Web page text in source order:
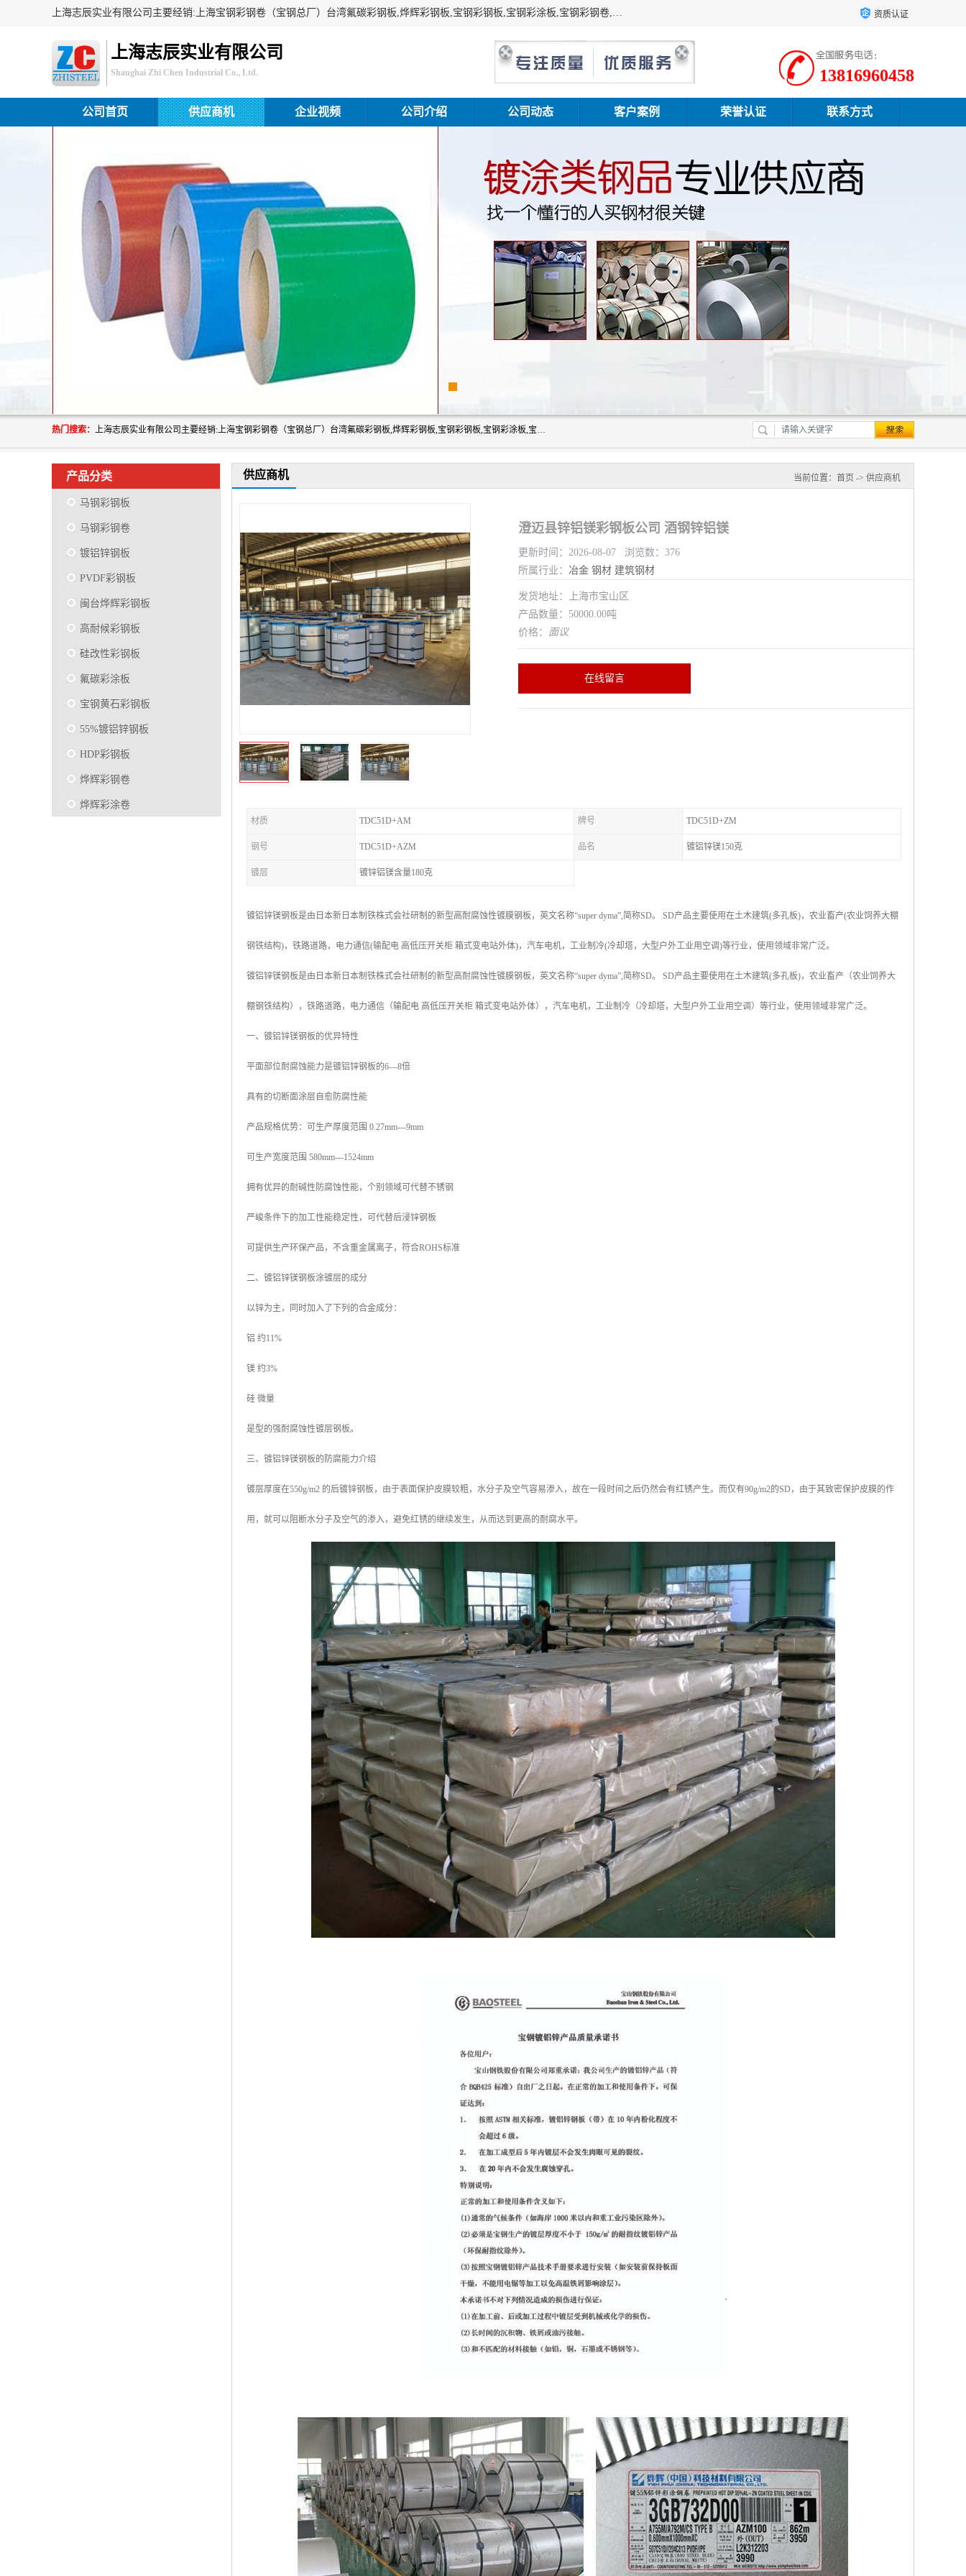
上海志辰实业有限公司主要经销:上海宝钢彩钢卷（宝钢总厂）台湾氟碳彩钢板,烨辉彩钢板,宝钢彩钢板,宝钢彩涂板,宝钢彩钢卷,马钢彩钢板,马钢彩钢卷,镀铝锌钢板,PVDF彩钢板,台湾烨辉彩钢板,高耐候彩钢板,硅改性彩钢板,规格齐全。 资质认证
上海志辰实业有限公司
Shanghai Zhi Chen Industrial Co., Ltd. 13816960458
公司首页 供应商机 企业视频 公司介绍 公司动态 客户案例 荣誉认证 联系方式
热门搜索： 上海志辰实业有限公司主要经销:上海宝钢彩钢卷（宝钢总厂）台湾氟碳彩钢板,烨辉彩钢板,宝钢彩钢板,宝钢彩涂板,宝钢彩钢卷,马钢彩钢板,马钢彩钢卷,镀铝锌钢板,PVDF彩钢板,台湾烨辉彩钢板,高耐候彩钢板,硅改性彩钢板,规格齐全。
产品分类
马钢彩钢板
马钢彩钢卷
镀铝锌钢板
PVDF彩钢板
闽台烨辉彩钢板
高耐候彩钢板
硅改性彩钢板
氟碳彩涂板
宝钢黄石彩钢板
55%镀铝锌钢板
HDP彩钢板
烨辉彩钢卷
烨辉彩涂卷
供应商机 当前位置： 首页 -> 供应商机
澄迈县锌铝镁彩钢板公司 酒钢锌铝镁
更新时间：2026-08-07 浏览数：376
所属行业： 冶金 钢材 建筑钢材
发货地址：上海市宝山区
产品数量：50000.00吨
价格： 面议
在线留言
材质 TDC51D+AM 牌号 TDC51D+ZM
钢号 TDC51D+AZM 品名 镀铝锌镁150克
镀层 镀锌铝镁含量180克
镀铝锌镁钢板是由日本新日本制铁株式会社研制的新型高耐腐蚀性镀膜钢板，英文名称“super dyma”,简称SD。 SD产品主要使用在土木建筑(多孔板)，农业畜产(农业饲养大棚
钢铁结构)，铁路道路，电力通信(输配电 高低压开关柜 箱式变电站外体)，汽车电机，工业制冷(冷却塔，大型户外工业用空调)等行业，使用领域非常广泛。
镀铝锌镁钢板是由日本新日本制铁株式会社研制的新型高耐腐蚀性镀膜钢板，英文名称“super dyma”,简称SD。 SD产品主要使用在土木建筑(多孔板)，农业畜产（农业饲养大
棚钢铁结构），铁路道路，电力通信（输配电 高低压开关柜 箱式变电站外体），汽车电机，工业制冷（冷却塔，大型户外工业用空调）等行业，使用领域非常广泛。
一、镀铝锌镁钢板的优异特性
平面部位耐腐蚀能力是镀铝锌钢板的6—8倍
具有的切断面涂层自愈防腐性能
产品规格优势：可生产厚度范围 0.27mm---9mm
可生产宽度范围 580mm---1524mm
拥有优异的耐碱性防腐蚀性能，个别领域可代替不锈钢
严峻条件下的加工性能稳定性，可代替后浸锌钢板
可提供生产环保产品，不含重金属离子，符合ROHS标准
二、镀铝锌镁钢板涂镀层的成分
以锌为主，同时加入了下列的合金成分：
铝 约11%
镁 约3%
硅 微量
是型的强耐腐蚀性镀层钢板。
三、镀铝锌镁钢板的防腐能力介绍
镀层厚度在550g/m2 的后镀锌钢板，由于表面保护皮膜较粗，水分子及空气容易渗入，故在一段时间之后仍然会有红锈产生。而仅有90g/m2的SD，由于其致密保护皮膜的作
用，就可以阻断水分子及空气的渗入，避免红锈的继续发生，从而达到更高的耐腐水平。